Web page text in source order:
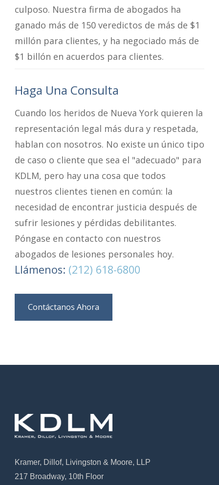
culposo. Nuestra firma de abogados ha
ganado más de 150 veredictos de más de $1
millón para clientes, y ha negociado más de
$1 billón en acuerdos para clientes.
Haga Una Consulta
Cuando los heridos de Nueva York quieren la
representación legal más dura y respetada,
hablan con nosotros. No existe un único tipo
de caso o cliente que sea el "adecuado" para
KDLM, pero hay una cosa que todos
nuestros clientes tienen en común: la
necesidad de encontrar justicia después de
sufrir lesiones y pérdidas debilitantes.
Póngase en contacto con nuestros
abogados de lesiones personales hoy.
Llámenos: (212) 618-6800
Contáctanos Ahora
Kramer, Dillof, Livingston & Moore, LLP
217 Broadway, 10th Floor